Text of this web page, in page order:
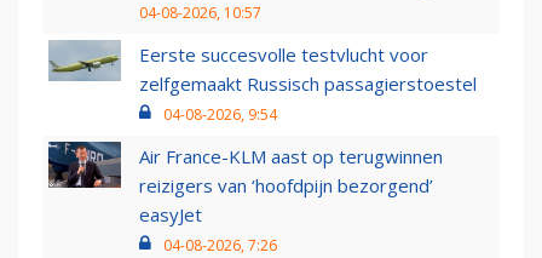
04-08-2026, 10:57
Eerste succesvolle testvlucht voor
zelfgemaakt Russisch passagierstoestel
04-08-2026, 9:54
Air France-KLM aast op terugwinnen
reizigers van ‘hoofdpijn bezorgend’
easyJet
04-08-2026, 7:26